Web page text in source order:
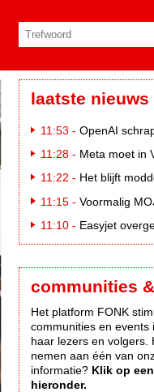
laatste nieuws
11:53 - OpenAI schrapt
11:28 - Meta moet in VS grootste
11:22 - Het blijft modderen bij
11:15 - Voormalig MOJO-directeur
11:10 - Easyjet
communities
Het platform FONK
communities en
haar lezers en volgers.
nemen aan één van
informatie? Klik op
hieronder.